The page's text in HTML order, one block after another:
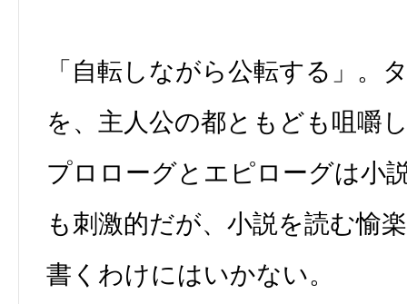
「自転しながら公転する」。
を、主人公の都ともども咀嚼
プロローグとエピローグは小
も刺激的だが、小説を読む愉
書くわけにはいかない。